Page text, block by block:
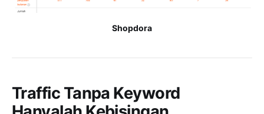
Shopdora
Traffic Tanpa Keyword